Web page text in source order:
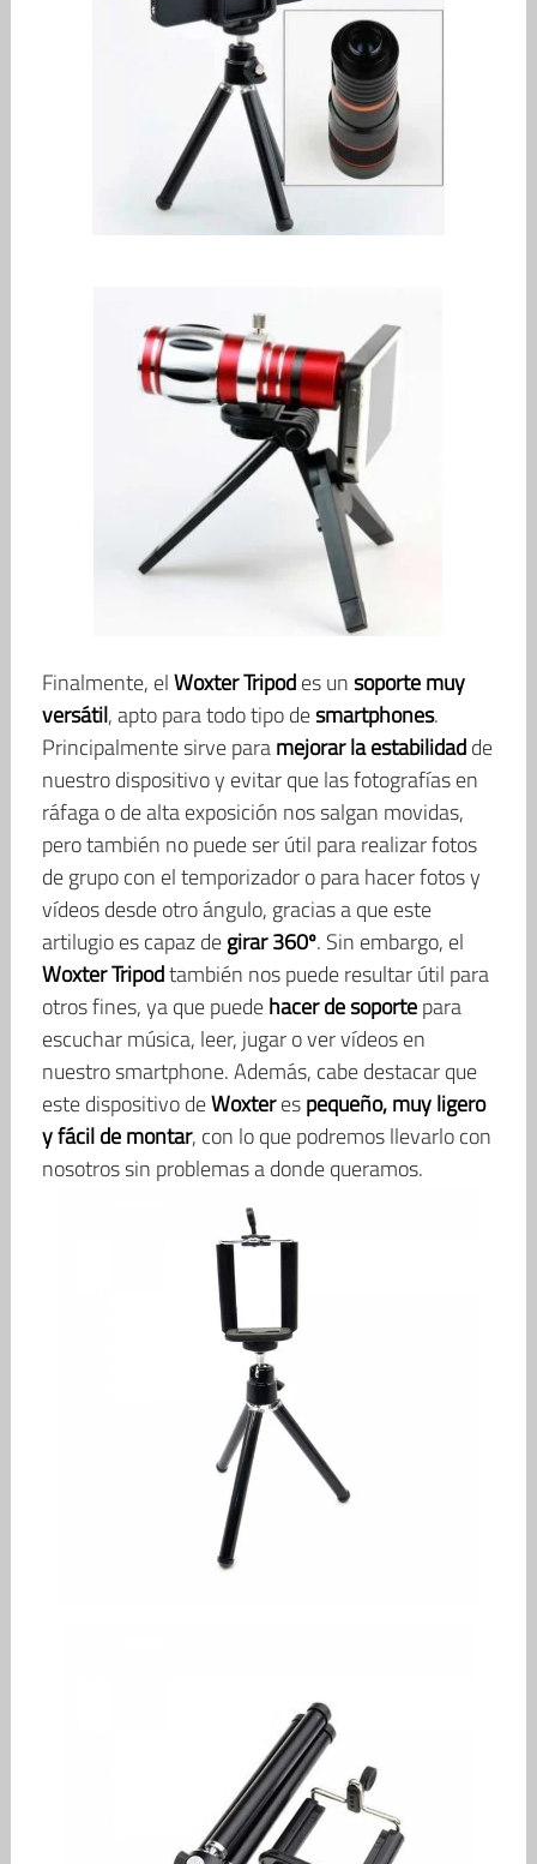
Finalmente, elWoxter Tripodes unsoporte muy
versátil, apto para todo tipo desmartphones.
Principalmente sirve paramejorar la estabilidadde
nuestro dispositivo y evitar que las fotografías en
ráfaga o de alta exposición nos salgan movidas,
pero también no puede ser útil para realizar fotos
de grupo con el temporizador o para hacer fotos y
vídeos desde otro ángulo, gracias a que este
artilugio es capaz degirar 360º. Sin embargo, el
Woxter Tripodtambién nos puede resultar útil para
otros fines, ya que puedehacer de soportepara
escuchar música, leer, jugar o ver vídeos en
nuestro smartphone. Además, cabe destacar que
este dispositivo deWoxterespequeño, muy ligero
y fácil de montar, con lo que podremos llevarlo con
nosotros sin problemas a donde queramos.